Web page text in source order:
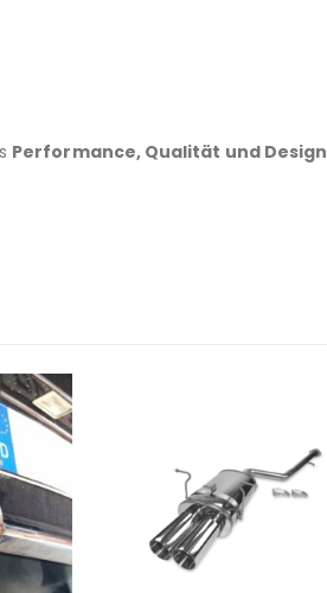
Performance, Qualität und Design